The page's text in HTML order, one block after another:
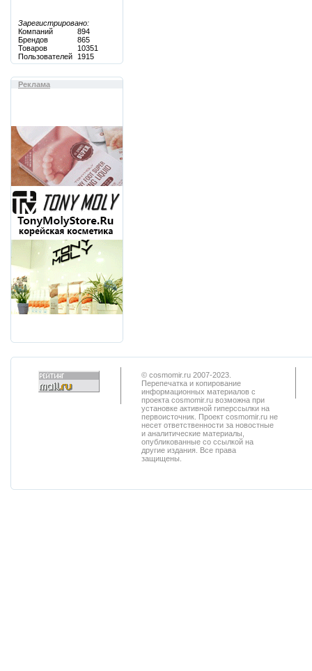
Зарегистрировано:
Компаний
894
Брендов
865
Товаров
10351
Пользователей
1915
Реклама
© cosmomir.ru 2007-2023.
Перепечатка и копирование
информационных материалов с
проекта cosmomir.ru возможна при
установке активной гиперссылки на
первоисточник. Проект cosmomir.ru не
несет ответственности за новостные
и аналитические материалы,
опубликованные со ссылкой на
другие издания. Все права
защищены.